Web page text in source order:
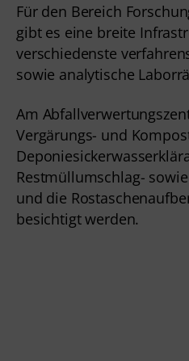
Für den Bereich
gibt es eine breite
verschiedenste
sowie analytische
Am
Vergärungs- und
Restmüllumschlag-
und die
besichtigt werden.